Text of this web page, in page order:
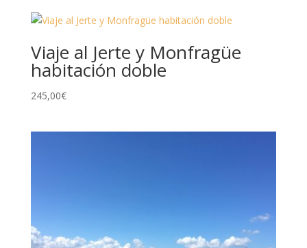
Viaje al Jerte y Monfragüe
habitación doble
245,00€